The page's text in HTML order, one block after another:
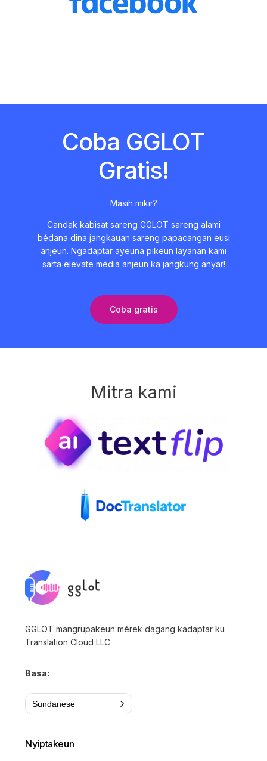
Coba GGLOT
Gratis!
Masih mikir?
Candak kabisat sareng GGLOT sareng alami
bédana dina jangkauan sareng papacangan eusi
anjeun. Ngadaptar ayeuna pikeun layanan kami
sarta elevate média anjeun ka jangkung anyar!
Coba gratis
Mitra kami
GGLOT mangrupakeun mérek dagang kadaptar ku
Translation Cloud LLC
Basa:
Sundanese
Nyiptakeun